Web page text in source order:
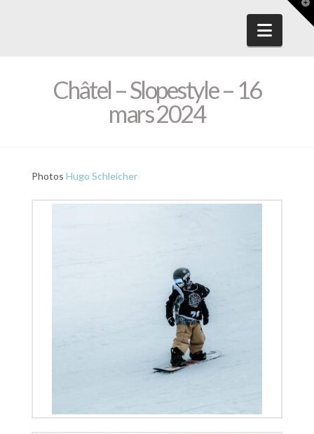
Châtel – Slopestyle – 16
mars 2024
Photos Hugo Schleicher